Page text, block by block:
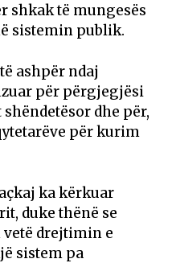
shkak të mungesës
sistemin publik.
ashpër ndaj
për përgjegjësi
dhe për,
për kurim
ka kërkuar
duke thënë se
drejtimin e
sistem pa